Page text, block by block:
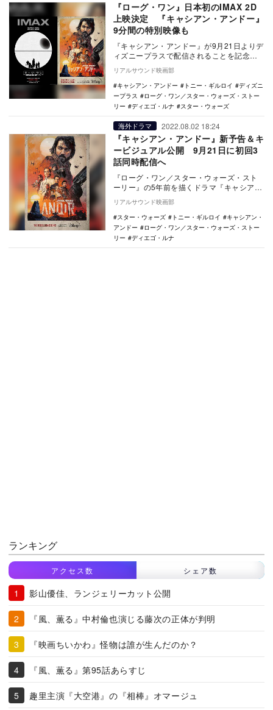
『ローグ・ワン』日本初のIMAX 2D
上映決定 『キャシアン・アンドー』
9分間の特別映像も
『キャシアン・アンドー』が9月21日よりデ
ィズニープラスで配信されることを記念し
て、『ローグ・ワン／スター・ウォーズ・
ストーリー…
リアルサウンド映画部
キャシアン・アンドー
トニー・ギルロイ
ディズニ
ープラス
ローグ・ワン／スター・ウォーズ・ストー
リー
ディエゴ・ルナ スター・ウォーズ
海外ドラマ 2022.08.02 18:24
『キャシアン・アンドー』新予告＆キ
ービジュアル公開 9月21日に初回3
話同時配信へ
『ローグ・ワン／スター・ウォーズ・スト
ーリー』の5年前を描くドラマ『キャシア
ン・アンドー』の新予告とキービジュアル
が公開された。…
リアルサウンド映画部
スター・ウォーズ
トニー・ギルロイ
キャシアン・
アンドー
ローグ・ワン／スター・ウォーズ・ストー
リー
ディエゴ・ルナ
ランキング
アクセス数 シェア数
影山優佳、ランジェリーカット公開
『風、薫る』中村倫也演じる藤次の正体が判明
『映画ちいかわ』怪物は誰が生んだのか？
『風、薫る』第95話あらすじ
趣里主演『大空港』の『相棒』オマージュ